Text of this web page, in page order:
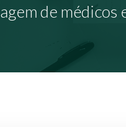
de médicos